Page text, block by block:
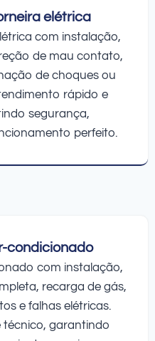
elétrica
com instalação,
de mau contato,
de choques ou
rápido e
segurança,
perfeito.
condicionado
com instalação,
recarga de gás,
e falhas elétricas.
garantindo